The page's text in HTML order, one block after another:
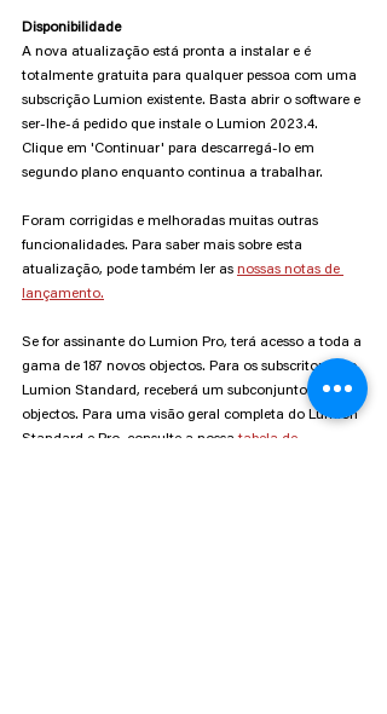
Disponibilidade
A nova atualização está pronta a instalar e é
totalmente gratuita para qualquer pessoa com uma
subscrição Lumion existente. Basta abrir o software e
ser-lhe-á pedido que instale o Lumion 2023.4.
Clique em 'Continuar' para descarregá-lo em
segundo plano enquanto continua a trabalhar.
Foram corrigidas e melhoradas muitas outras
funcionalidades. Para saber mais sobre esta
atualização, pode também ler as nossas notas de
lançamento.
Se for assinante do Lumion Pro, terá acesso a toda a
gama de 187 novos objectos. Para os subscritores do
Lumion Standard, receberá um subconjunto de 64
objectos. Para uma visão geral completa do Lumion
Standard e Pro, consulte a nossa tabela de